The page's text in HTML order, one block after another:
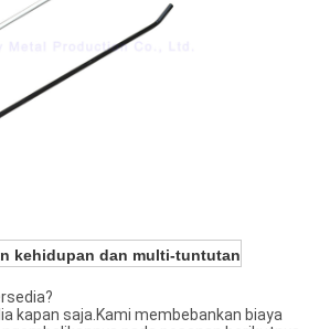
kehidupan dan multi-tuntutan
kapan saja.Kami membebankan biaya